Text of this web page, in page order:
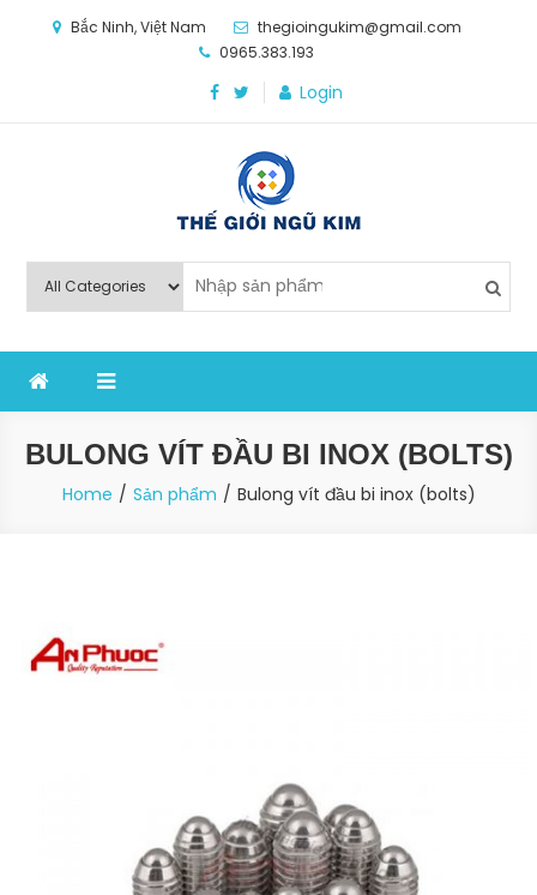
Bắc Ninh, Việt Nam
thegioingukim@gmail.com
0965.383.193
Login
Thế Giới Ngũ Kim
nghiệp sản xuất
BULONG VÍT ĐẦU BI INOX (BOLTS)
Home Sản phẩm Bulong vít đầu bi inox (bolts)